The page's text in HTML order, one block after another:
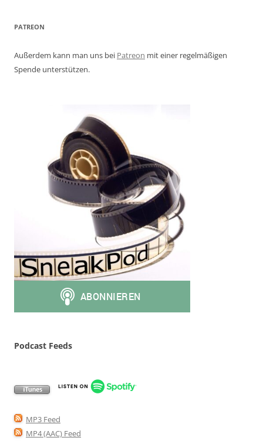
PATREON
Außerdem kann man uns bei Patreon mit einer regelmäßigen
Spende unterstützen.
Podcast Feeds
MP3 Feed
MP4 (AAC) Feed